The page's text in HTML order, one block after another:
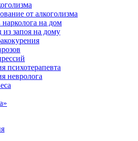
от алкоголизма
на дом
запоя на дому
психотерапевта
невролога